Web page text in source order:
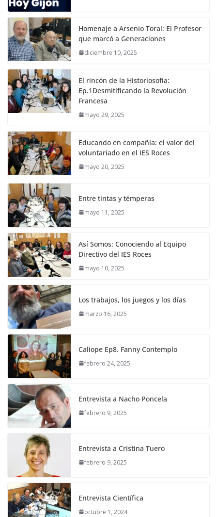
Homenaje a Arsenio Toral: El Profesor
que marcó a Generaciones
diciembre 10, 2025
El rincón de la Historiosofía:
Ep.1Desmitificando la Revolución
Francesa
mayo 29, 2025
Educando en compañía: el valor del
voluntariado en el IES Roces
mayo 20, 2025
Entre tintas y témperas
mayo 11, 2025
Así Somos: Conociendo al Equipo
Directivo del IES Roces
mayo 10, 2025
Los trabajos, los juegos y los días
marzo 16, 2025
Calíope Ep8. Fanny Contemplo
febrero 24, 2025
Entrevista a Nacho Poncela
febrero 9, 2025
Entrevista a Cristina Tuero
febrero 9, 2025
Entrevista Científica
octubre 1, 2024